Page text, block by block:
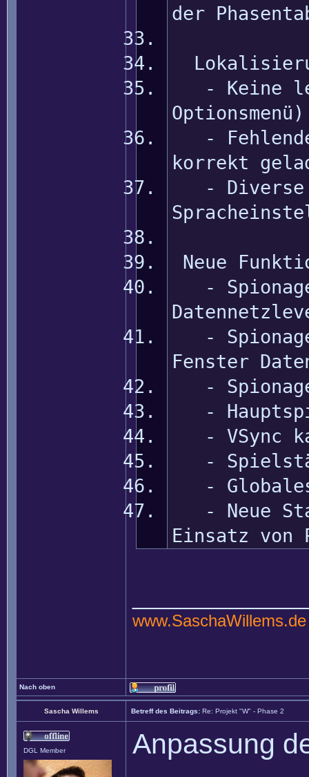
der
- Keine
Optionsmenü)
- Fehlende
korrekt
- Diverse
Neue
- Spionage
- Spionage
Fenster
- Spionage
-
- VSync
-
- Globales
- Neue
Einsatz von
www.SaschaWillems.de
Nach oben
Sascha Willems Betreff des Beitrags: Re: Projekt "W" - Phase 2
DGL Member Anpassung